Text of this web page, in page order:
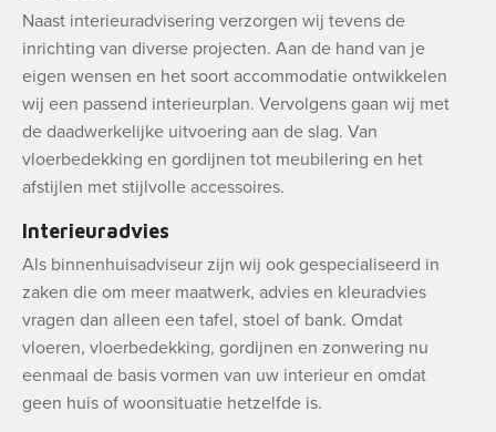
Naast interieuradvisering verzorgen wij tevens de
inrichting van diverse projecten. Aan de hand van je
eigen wensen en het soort accommodatie ontwikkelen
wij een passend interieurplan. Vervolgens gaan wij met
de daadwerkelijke uitvoering aan de slag. Van
vloerbedekking en gordijnen tot meubilering en het
afstijlen met stijlvolle accessoires.
Interieuradvies
Als binnenhuisadviseur zijn wij ook gespecialiseerd in
zaken die om meer maatwerk, advies en kleuradvies
vragen dan alleen een tafel, stoel of bank. Omdat
vloeren, vloerbedekking, gordijnen en zonwering nu
eenmaal de basis vormen van uw interieur en omdat
geen huis of woonsituatie hetzelfde is.